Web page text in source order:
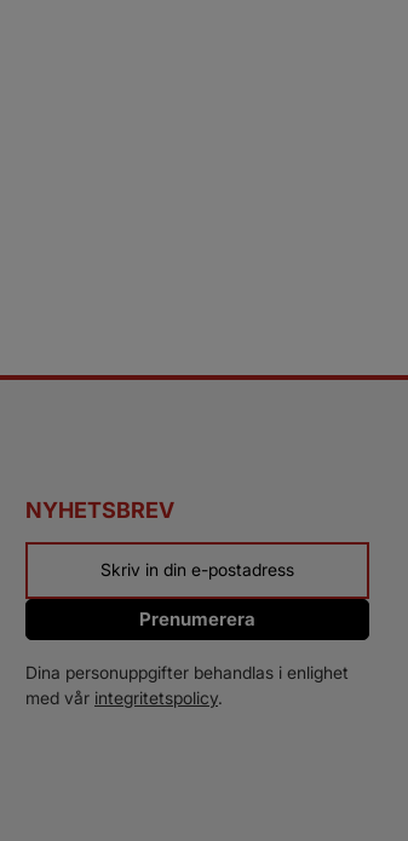
NYHETSBREV
Prenumerera
Dina personuppgifter behandlas i enlighet
med vår integritetspolicy.